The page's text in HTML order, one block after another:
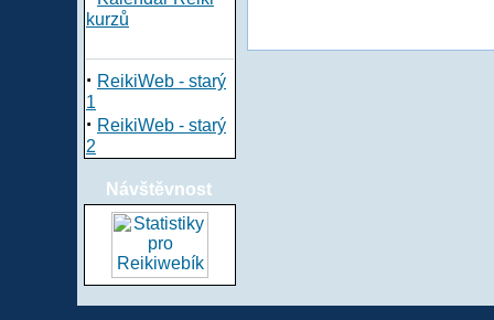
kurzů
· ReikiWeb - starý
1
· ReikiWeb - starý
2
Návštěvnost